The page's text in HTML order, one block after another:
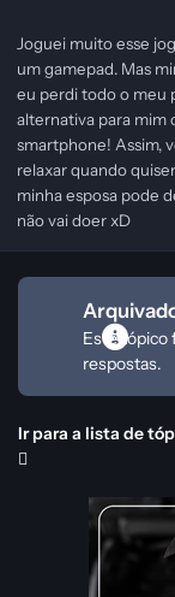
Joguei muito esse
um gamepad. Mas
eu perdi todo o meu
alternativa para mim
smartphone! Assim,
relaxar quando
minha esposa pode
não vai doer xD
Este tópico
respostas.
Ir para a lista de